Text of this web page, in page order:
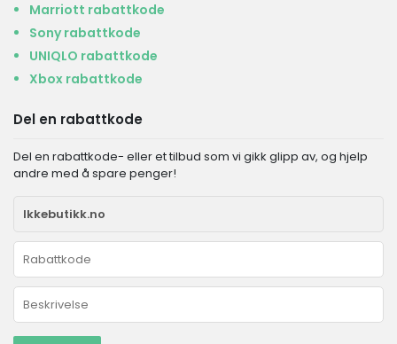
Marriott rabattkode
Sony rabattkode
UNIQLO rabattkode
Xbox rabattkode
Del en rabattkode
Del en rabattkode- eller et tilbud som vi gikk glipp av, og hjelp
andre med å spare penger!